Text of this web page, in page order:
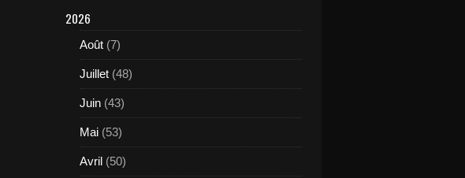
2026
Août (7)
Juillet (48)
Juin (43)
Mai (53)
Avril (50)